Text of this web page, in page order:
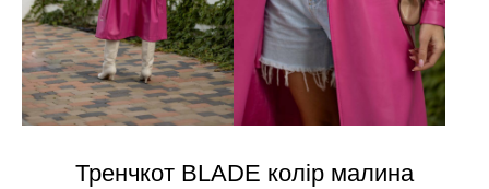
Тренчкот BLADE колір малина